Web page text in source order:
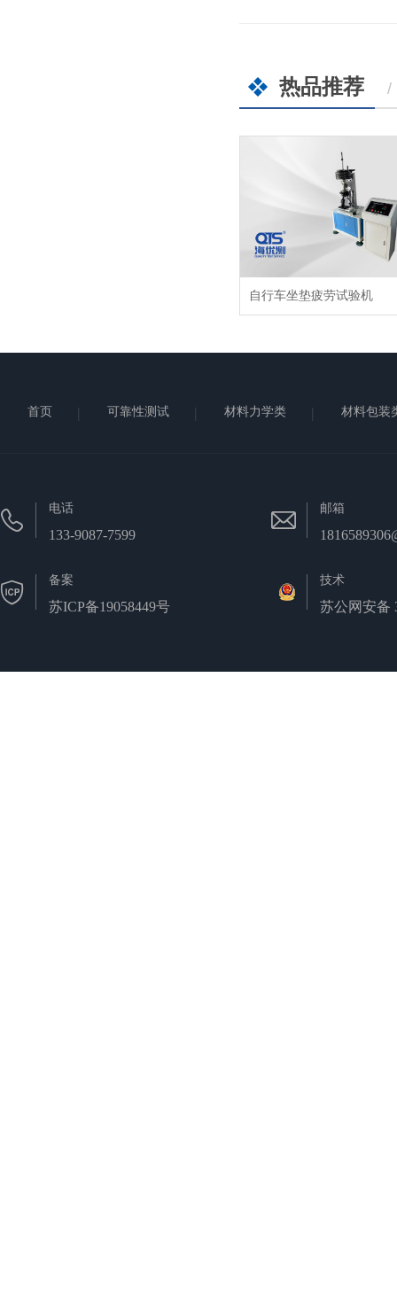
热品推荐 /
自行车坐垫疲劳试验机
首页 可靠性测试 材料力学类 材料包装
电话
133-9087-7599
邮箱
备案
苏ICP备19058449号
技术
苏公网安备